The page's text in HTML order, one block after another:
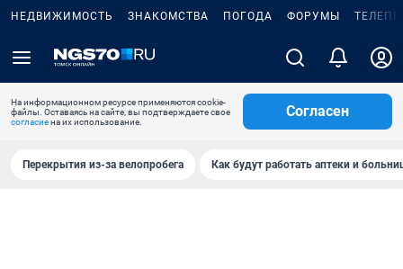
НЕДВИЖИМОСТЬ ЗНАКОМСТВА ПОГОДА ФОРУМЫ
На информационном ресурсе применяются cookie-
файлы. Оставаясь на сайте, вы подтверждаете свое
согласиена их использование.
Согласен
Перекрытия из-за велопробега Как будут работать аптеки и